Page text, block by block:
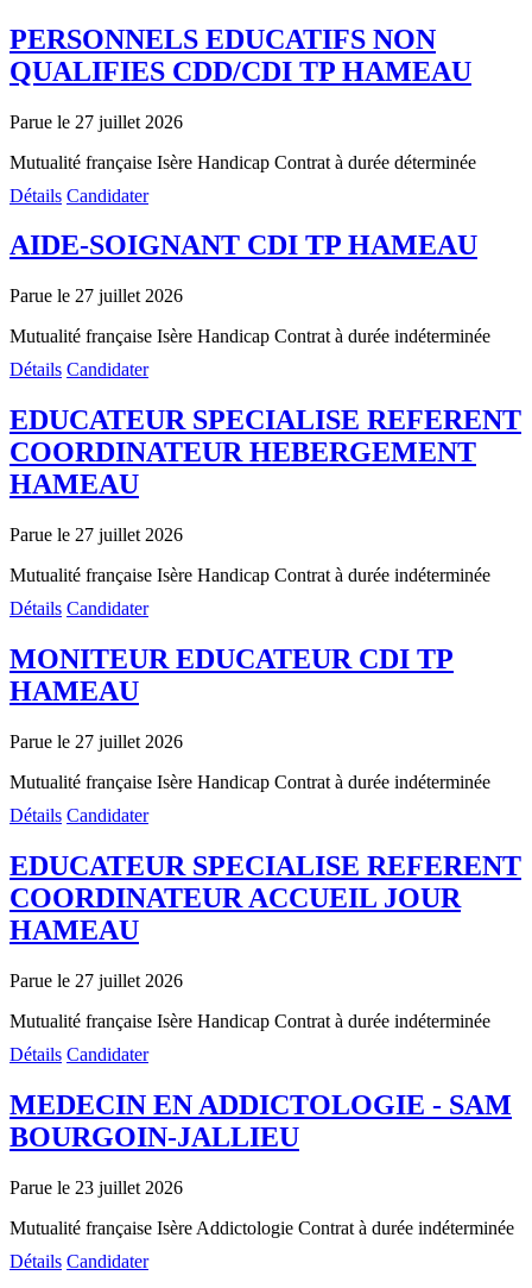
PERSONNELS EDUCATIFS NON
QUALIFIES CDD/CDI TP HAMEAU
Parue le 27 juillet 2026
Mutualité française Isère Handicap Contrat à durée déterminée
Détails Candidater
AIDE-SOIGNANT CDI TP HAMEAU
Parue le 27 juillet 2026
Mutualité française Isère Handicap Contrat à durée indéterminée
Détails Candidater
EDUCATEUR SPECIALISE REFERENT
COORDINATEUR HEBERGEMENT
HAMEAU
Parue le 27 juillet 2026
Mutualité française Isère Handicap Contrat à durée indéterminée
Détails Candidater
MONITEUR EDUCATEUR CDI TP
HAMEAU
Parue le 27 juillet 2026
Mutualité française Isère Handicap Contrat à durée indéterminée
Détails Candidater
EDUCATEUR SPECIALISE REFERENT
COORDINATEUR ACCUEIL JOUR
HAMEAU
Parue le 27 juillet 2026
Mutualité française Isère Handicap Contrat à durée indéterminée
Détails Candidater
MEDECIN EN ADDICTOLOGIE - SAM
BOURGOIN-JALLIEU
Parue le 23 juillet 2026
Mutualité française Isère Addictologie Contrat à durée indéterminée
Détails Candidater